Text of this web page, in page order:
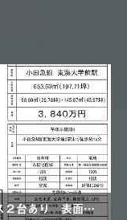
平塚市の一棟売りアパート 駐車スペース２台あり 表面利回り９．６％